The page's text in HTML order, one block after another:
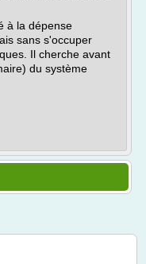
à la dépense
sans s'occuper
Il cherche avant
du système